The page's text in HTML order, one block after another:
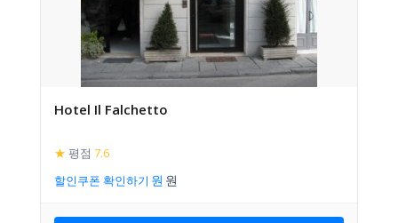
Hotel Il Falchetto
★ 평점 7.6
할인쿠폰 확인하기